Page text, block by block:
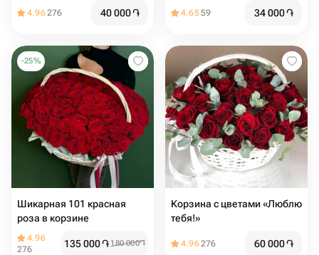
4.96276 40 000֏ 4.6559 34 000֏
-25%
Шикарная 101 красная
роза в корзине
4.96
276
135 000֏ 180 000֏
Корзина с цветами «Люблю
тебя!»
4.96276 60 000֏